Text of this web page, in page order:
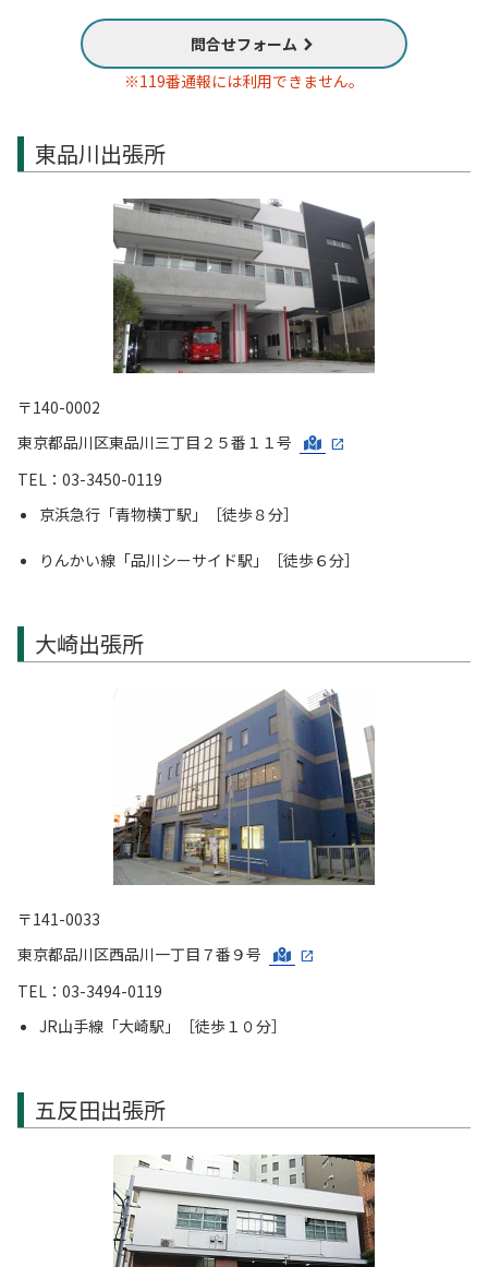
問合せフォーム
※119番通報には利用できません。
東品川出張所
〒140-0002
東京都品川区東品川三丁目２５番１１号
TEL：03-3450-0119
京浜急行「青物横丁駅」［徒歩８分］
りんかい線「品川シーサイド駅」［徒歩６分］
大崎出張所
〒141-0033
東京都品川区西品川一丁目７番９号
TEL：03-3494-0119
JR山手線「大崎駅」［徒歩１０分］
五反田出張所